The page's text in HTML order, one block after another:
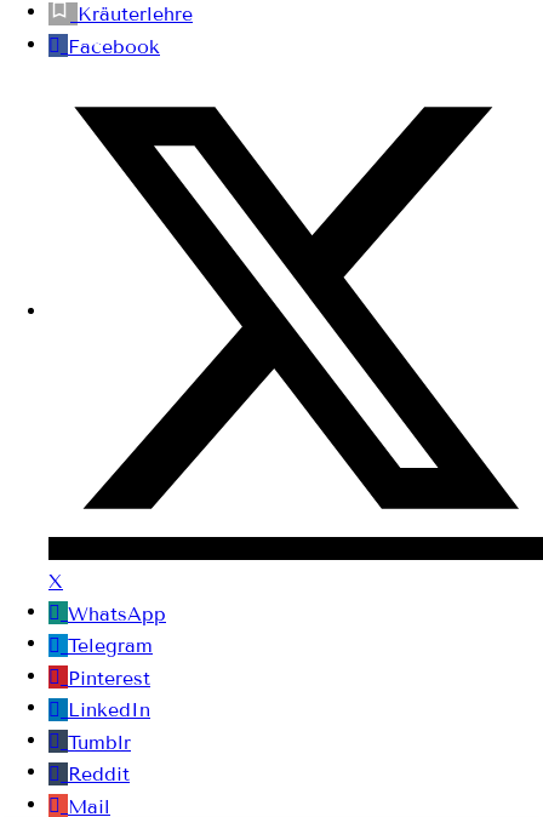
Kräuterlehre
Facebook
X
WhatsApp
Telegram
Pinterest
LinkedIn
Tumblr
Reddit
Mail